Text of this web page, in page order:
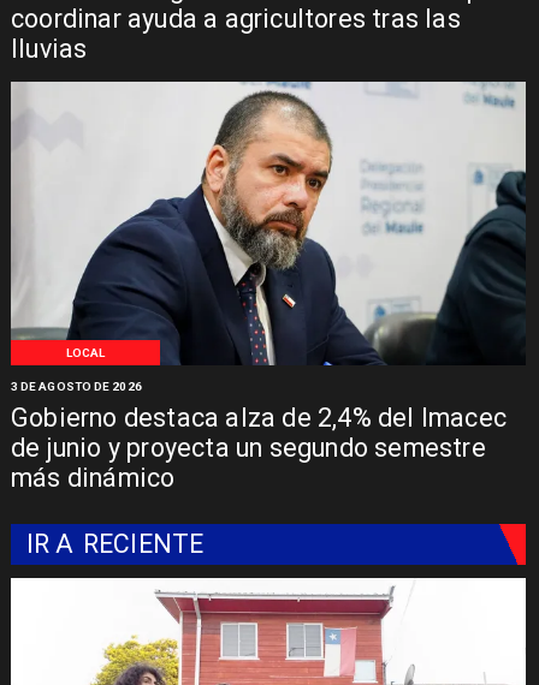
coordinar ayuda a agricultores tras las
lluvias
LOCAL
Gobierno destaca alza de 2,4% del Imacec
de junio y proyecta un segundo semestre
más dinámico
3 DE AGOSTO DE 2026
IR A RECIENTE